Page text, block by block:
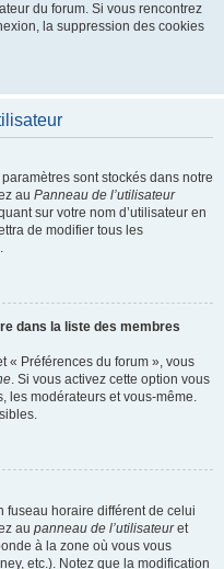
du forum. Si vous rencontrez
la suppression des cookies
sont stockés dans notre
au Panneau de l’utilisateur
sur votre nom d’utilisateur en
de modifier tous les
dans la liste des membres
« Préférences du forum », vous
. Si vous activez cette option vous
les modérateurs et vous-même.
fuseau horaire différent de celui
au panneau de l’utilisateuret
à la zone où vous vous
etc.). Notez que la modification